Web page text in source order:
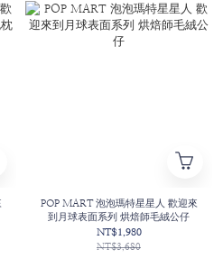
POP MART 泡泡瑪特星星人 歡迎來
到月球表面系列 烘焙師毛絨公仔
NT$1,980
NT$3,680